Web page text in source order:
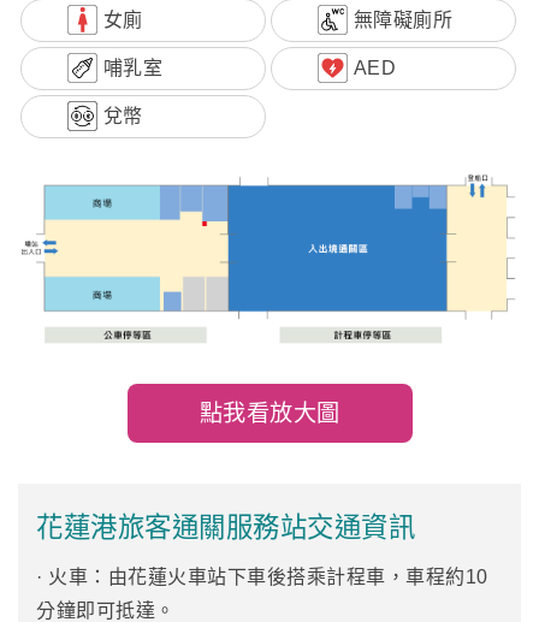
女廁 無障礙廁所
哺乳室 AED
兌幣
點我看放大圖
花蓮港旅客通關服務站交通資訊
· 火車：由花蓮火車站下車後搭乘計程車，車程約10
分鐘即可抵達。